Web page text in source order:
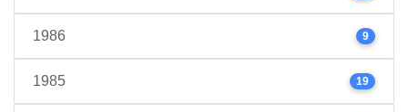
1986 9
1985 19